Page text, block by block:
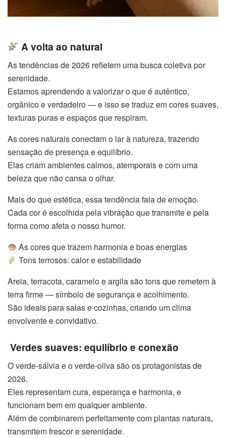
A volta ao natural
As tendências de 2026 refletem uma busca coletiva por
serenidade.
Estamos aprendendo a valorizar o que é autêntico,
orgânico e verdadeiro — e isso se traduz em cores suaves,
texturas puras e espaços que respiram.
As cores naturais conectam o lar à natureza, trazendo
sensação de presença e equilíbrio.
Elas criam ambientes calmos, atemporais e com uma
beleza que não cansa o olhar.
Mais do que estética, essa tendência fala de emoção.
Cada cor é escolhida pela vibração que transmite e pela
forma como afeta o nosso humor.
As cores que trazem harmonia e boas energias
Tons terrosos: calor e estabilidade
Areia, terracota, caramelo e argila são tons que remetem à
terra firme — símbolo de segurança e acolhimento.
São ideais para salas e cozinhas, criando um clima
envolvente e convidativo.
Verdes suaves: equilíbrio e conexão
O verde-sálvia e o verde-oliva são os protagonistas de
2026.
Eles representam cura, esperança e harmonia, e
funcionam bem em qualquer ambiente.
Além de combinarem perfeitamente com plantas naturais,
transmitem frescor e serenidade.